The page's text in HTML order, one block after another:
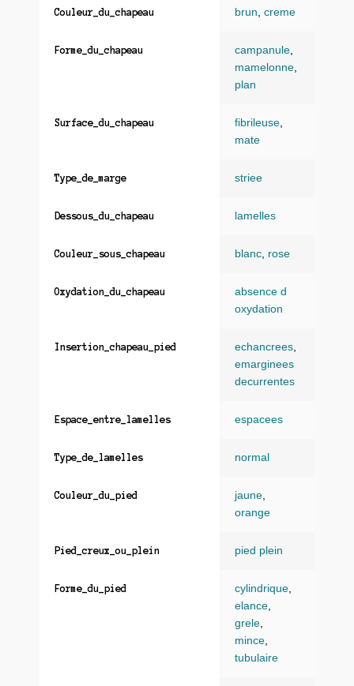
Couleur_du_chapeau brun, creme
Forme_du_chapeau campanule,
mamelonne,
plan
Surface_du_chapeau fibrileuse,
mate
Type_de_marge striee
Dessous_du_chapeau lamelles
Couleur_sous_chapeau blanc, rose
Oxydation_du_chapeau
absence d
oxydation
Insertion_chapeau_pied echancrees,
emarginees
decurrentes
Espace_entre_lamelles espacees
Type_de_lamelles normal
Couleur_du_pied jaune,
orange
Pied_creux_ou_plein pied plein
Forme_du_pied cylindrique,
elance,
grele,
mince,
tubulaire